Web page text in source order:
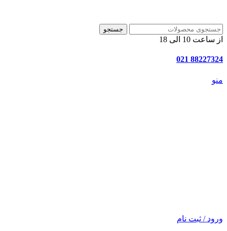
جستجو
از ساعت 10 الی 18
88227324 021
منو
ورود / ثبت نام